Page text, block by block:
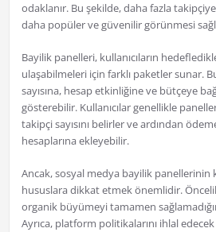
odaklanır. Bu şekilde, daha fazla
daha popüler ve güvenilir görünmesi
Bayilik panelleri, kullanıcıların
ulaşabilmeleri için farklı paketler sunar.
sayısına, hesap etkinliğine ve bütçeye
gösterebilir. Kullanıcılar genellikle
takipçi sayısını belirler ve ardından
hesaplarına ekleyebilir.
Ancak, sosyal medya bayilik panellerinin
hususlara dikkat etmek önemlidir.
organik büyümeyi tamamen
Ayrıca, platform politikalarını ihlal